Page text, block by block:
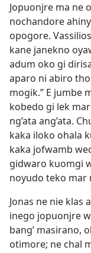
Jopuonjre ma ne
nochandore
opogore.
kane janekno
adum oko gi
aparo ni abiro
mogik.” E jumbe
kobedo gi lek
ng’ata ang’ata.
kaka iloko ohala
kaka jofwamb
gidwaro kuomgi
noyudo teko mar
Jonas ne nie klas
inego jopuonjre
bang’ masirano,
otimore; ne chal